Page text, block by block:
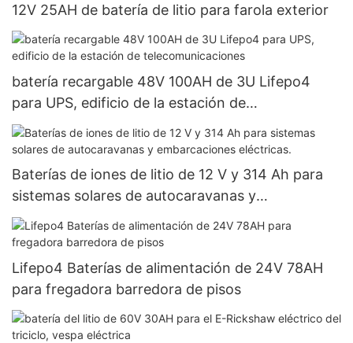
12V 25AH de batería de litio para farola exterior
batería recargable 48V 100AH ​​de 3U Lifepo4
para UPS, edificio de la estación de
telecomunicaciones
Baterías de iones de litio de 12 V y 314 Ah para
sistemas solares de autocaravanas y
embarcaciones eléctricas.
Lifepo4 Baterías de alimentación de 24V 78AH
para fregadora barredora de pisos